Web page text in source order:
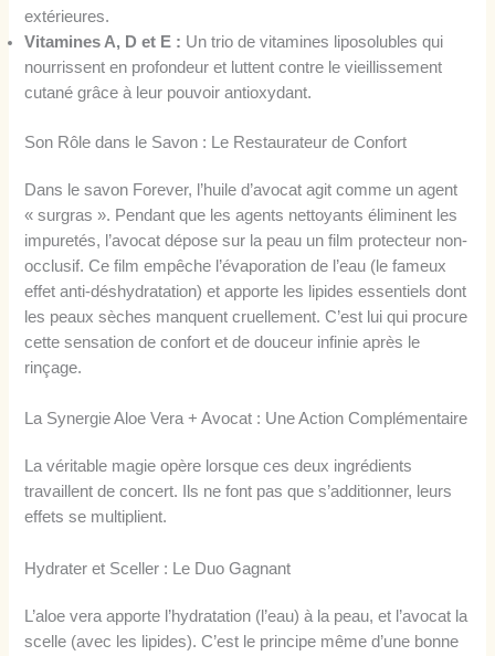
extérieures.
Vitamines A, D et E : Un trio de vitamines liposolubles qui
nourrissent en profondeur et luttent contre le vieillissement
cutané grâce à leur pouvoir antioxydant.
Son Rôle dans le Savon : Le Restaurateur de Confort
Dans le savon Forever, l’huile d’avocat agit comme un agent
« surgras ». Pendant que les agents nettoyants éliminent les
impuretés, l’avocat dépose sur la peau un film protecteur non-
occlusif. Ce film empêche l’évaporation de l’eau (le fameux
effet anti-déshydratation) et apporte les lipides essentiels dont
les peaux sèches manquent cruellement. C’est lui qui procure
cette sensation de confort et de douceur infinie après le
rinçage.
La Synergie Aloe Vera + Avocat : Une Action Complémentaire
La véritable magie opère lorsque ces deux ingrédients
travaillent de concert. Ils ne font pas que s’additionner, leurs
effets se multiplient.
Hydrater et Sceller : Le Duo Gagnant
L’aloe vera apporte l’hydratation (l’eau) à la peau, et l’avocat la
scelle (avec les lipides). C’est le principe même d’une bonne